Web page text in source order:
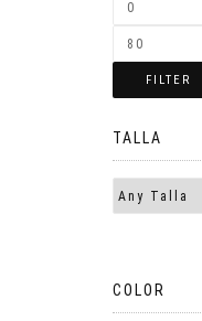
FILTER
TALLA
COLOR